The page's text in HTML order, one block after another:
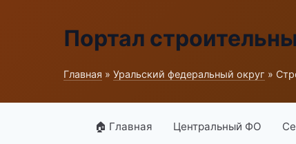
Портал
Главная » Уральский федеральный округ »
🏠 Главная Центральный ФО